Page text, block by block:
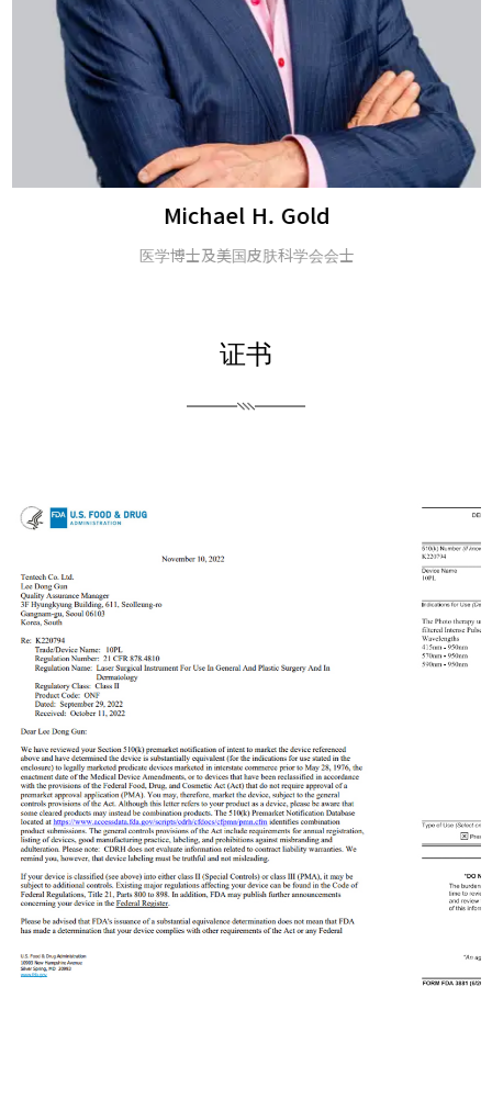
Michael H. Gold
医学博士及美国皮肤科学会会士
证书